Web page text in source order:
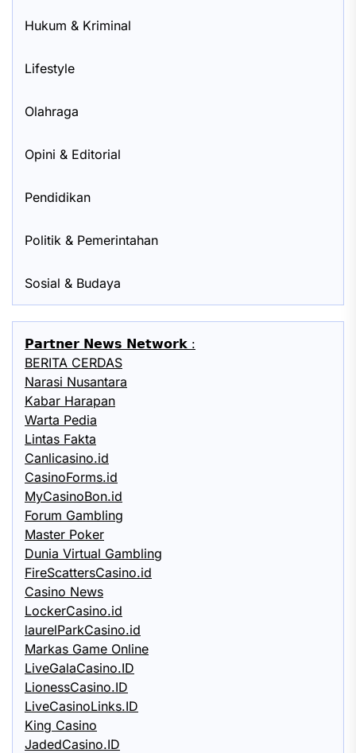
Hukum & Kriminal
Lifestyle
Olahraga
Opini & Editorial
Pendidikan
Politik & Pemerintahan
Sosial & Budaya
𝗣𝗮𝗿𝘁𝗻𝗲𝗿 𝗡𝗲𝘄𝘀 𝗡𝗲𝘁𝘄𝗼𝗿𝗸 :
BERITA CERDAS
Narasi Nusantara
Kabar Harapan
Warta Pedia
Lintas Fakta
Canlicasino.id
CasinoForms.id
MyCasinoBon.id
Forum Gambling
Master Poker
Dunia Virtual Gambling
FireScattersCasino.id
Casino News
LockerCasino.id
laurelParkCasino.id
Markas Game Online
LiveGalaCasino.ID
LionessCasino.ID
LiveCasinoLinks.ID
King Casino
JadedCasino.ID